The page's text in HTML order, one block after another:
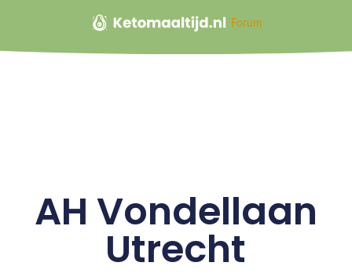
Forum
AH Vondellaan
Utrecht